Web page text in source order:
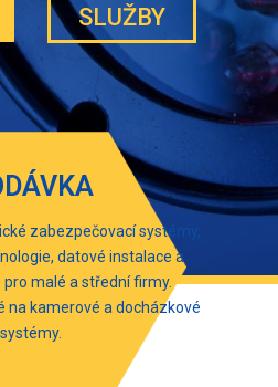
SLUŽBY
zabezpečovací systémy,
datové instalace a
malé a střední firmy.
na kamerové a docházkové
systémy.